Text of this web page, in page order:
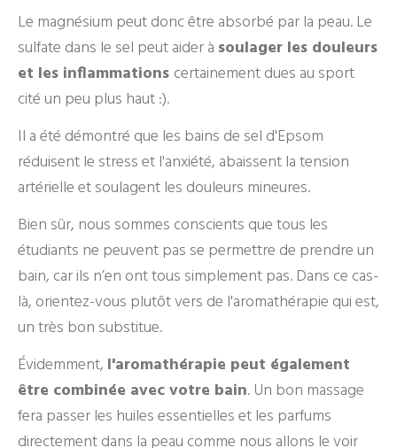
Le magnésium peut donc être absorbé par la peau. Le
sulfate dans le sel peut aider à soulager les douleurs
et les inflammations certainement dues au sport
cité un peu plus haut :).
Il a été démontré que les bains de sel d'Epsom
réduisent le stress et l'anxiété, abaissent la tension
artérielle et soulagent les douleurs mineures.
Bien sûr, nous sommes conscients que tous les
étudiants ne peuvent pas se permettre de prendre un
bain, car ils n’en ont tous simplement pas. Dans ce cas-
là, orientez-vous plutôt vers de l'aromathérapie qui est,
un très bon substitue.
Évidemment, l'aromathérapie peut également
être combinée avec votre bain. Un bon massage
fera passer les huiles essentielles et les parfums
directement dans la peau comme nous allons le voir